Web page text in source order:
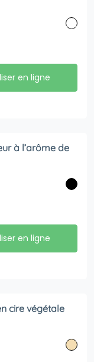
en ligne
à l’arôme de
en ligne
cire végétale